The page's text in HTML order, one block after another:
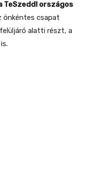
TeSzedd! országos
önkéntes csapat
alatti részt, a